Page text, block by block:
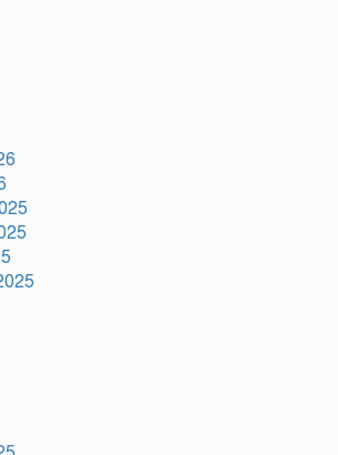
চিকিৎসক সমাবেশের উদ্বোধন করলেন